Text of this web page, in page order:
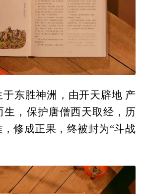
于东胜神洲，由开天辟地 产
生，保护唐僧西天取经，历
修成正果，终被封为“斗战